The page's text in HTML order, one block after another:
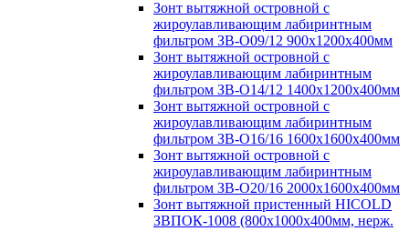
Зонт вытяжной островной с
жироулавливающим лабиринтным
фильтром ЗВ-О09/12 900х1200х400мм
Зонт вытяжной островной с
жироулавливающим лабиринтным
фильтром ЗВ-О14/12 1400х1200х400мм
Зонт вытяжной островной с
жироулавливающим лабиринтным
фильтром ЗВ-О16/16 1600х1600х400мм
Зонт вытяжной островной с
жироулавливающим лабиринтным
фильтром ЗВ-О20/16 2000х1600х400мм
Зонт вытяжной пристенный HICOLD
ЗВПОК-1008 (800х1000х400мм, нерж.